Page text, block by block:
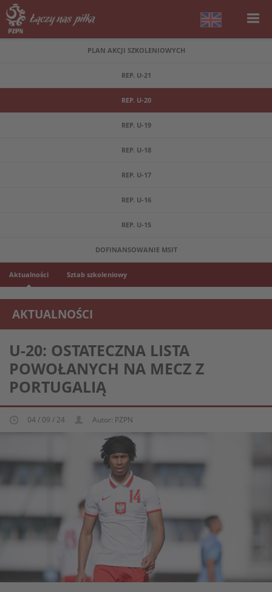
PLAN AKCJI SZKOLENIOWYCH
REP. U-21
REP. U-20
REP. U-19
REP. U-18
REP. U-17
REP. U-16
REP. U-15
DOFINANSOWANIE MSIT
Aktualności Sztab szkoleniowy
AKTUALNOŚCI
REPREZENTACJA MŁODZIEŻOWA U-20
U-20: OSTATECZNA LISTA
POWOŁANYCH NA MECZ Z
PORTUGALIĄ
04 / 09 / 24 Autor: PZPN